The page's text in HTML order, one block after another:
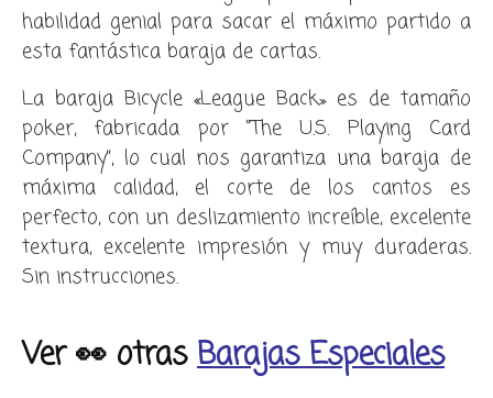
habilidad genial para sacar el máximo partido a
esta fantástica baraja de cartas.
La baraja Bicycle «League Back» es de tamaño
poker, fabricada por “The U.S. Playing Card
Company”, lo cual nos garantiza una baraja de
máxima calidad, el corte de los cantos es
perfecto, con un deslizamiento increíble, excelente
textura, excelente impresión y muy duraderas.
Sin instrucciones.
Ver 👀 otrasBarajas Especiales